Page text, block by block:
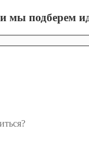
мы подберем